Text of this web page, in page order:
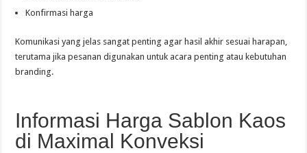
Konfirmasi harga
Komunikasi yang jelas sangat penting agar hasil akhir sesuai harapan,
terutama jika pesanan digunakan untuk acara penting atau kebutuhan
branding.
Informasi Harga Sablon Kaos
di Maximal Konveksi